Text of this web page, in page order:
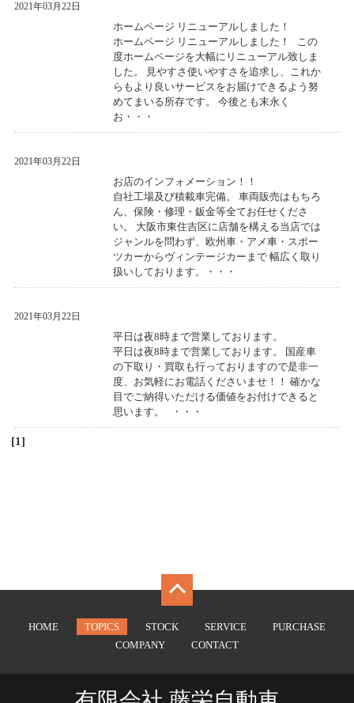
ホームページ リニューアルしました！
ホームページ リニューアルしました！ この
度ホームページを大幅にリニューアル致しま
した。 見やすさ使いやすさを追求し、これか
らもより良いサービスをお届けできるよう努
めてまいる所存です。 今後とも末永く
お・・・
2021年03月22日
お店のインフォメーション！！
自社工場及び積載車完備。 車両販売はもちろ
ん、保険・修理・鈑金等全てお任せくださ
い。 大阪市東住吉区に店舗を構える当店では
ジャンルを問わず、欧州車・アメ車・スポー
ツカーからヴィンテージカーまで 幅広く取り
扱いしております。・・・
2021年03月22日
平日は夜8時まで営業しております。
平日は夜8時まで営業しております。 国産車
の下取り・買取も行っておりますので是非一
度、お気軽にお電話くださいませ！！ 確かな
目でご納得いただける価値をお付けできると
思います。 ・・・
2021年03月22日
[1]
HOME TOPICS STOCK SERVICE
PURCHASE
COMPANY
CONTACT